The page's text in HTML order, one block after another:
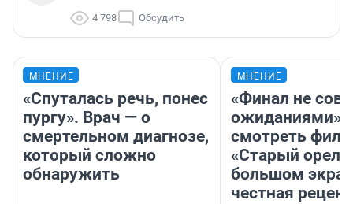
4 798 Обсудить
МНЕНИЕ
«Спуталась речь, понес
пургу». Врач — о
смертельном диагнозе,
который сложно
обнаружить
МНЕНИЕ
«Финал не
ожиданиями»:
смотреть
«Старый орел»
большом
честная